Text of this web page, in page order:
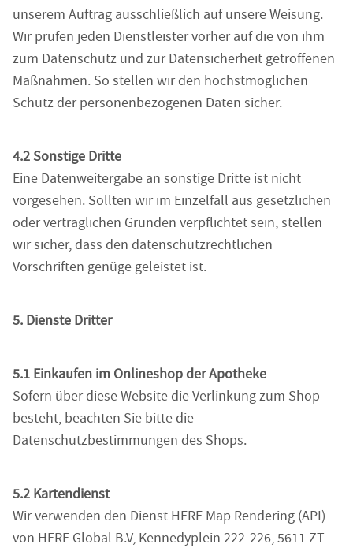
unserem Auftrag ausschließlich auf unsere Weisung.
Wir prüfen jeden Dienstleister vorher auf die von ihm
zum Datenschutz und zur Datensicherheit getroffenen
Maßnahmen. So stellen wir den höchstmöglichen
Schutz der personenbezogenen Daten sicher.
4.2 Sonstige Dritte
Eine Datenweitergabe an sonstige Dritte ist nicht
vorgesehen. Sollten wir im Einzelfall aus gesetzlichen
oder vertraglichen Gründen verpflichtet sein, stellen
wir sicher, dass den datenschutzrechtlichen
Vorschriften genüge geleistet ist.
5. Dienste Dritter
5.1 Einkaufen im Onlineshop der Apotheke
Sofern über diese Website die Verlinkung zum Shop
besteht, beachten Sie bitte die
Datenschutzbestimmungen des Shops.
5.2 Kartendienst
Wir verwenden den Dienst HERE Map Rendering (API)
von HERE Global B.V, Kennedyplein 222-226, 5611 ZT